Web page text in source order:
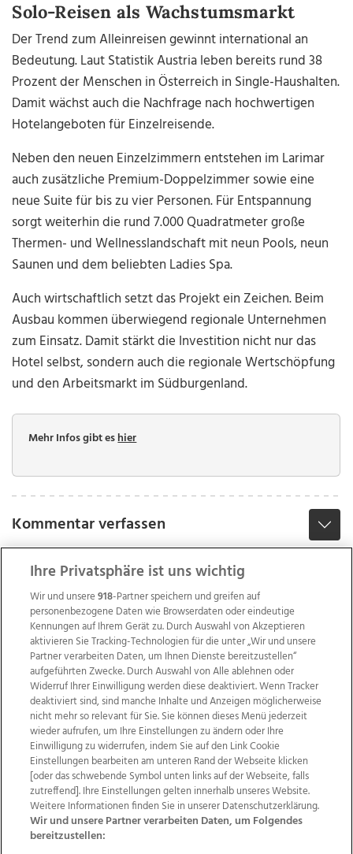
Solo-Reisen als Wachstumsmarkt
Der Trend zum Alleinreisen gewinnt international an
Bedeutung. Laut Statistik Austria leben bereits rund 38
Prozent der Menschen in Österreich in Single-Haushalten.
Damit wächst auch die Nachfrage nach hochwertigen
Hotelangeboten für Einzelreisende.
Neben den neuen Einzelzimmern entstehen im Larimar
auch zusätzliche Premium-Doppelzimmer sowie eine
neue Suite für bis zu vier Personen. Für Entspannung
sorgt weiterhin die rund 7.000 Quadratmeter große
Thermen- und Wellnesslandschaft mit neun Pools, neun
Saunen und dem beliebten Ladies Spa.
Auch wirtschaftlich setzt das Projekt ein Zeichen. Beim
Ausbau kommen überwiegend regionale Unternehmen
zum Einsatz. Damit stärkt die Investition nicht nur das
Hotel selbst, sondern auch die regionale Wertschöpfung
und den Arbeitsmarkt im Südburgenland.
Mehr Infos gibt eshier
Kommentar verfassen
Wir über uns Mediadaten Kontakt
Jobs
Datenschutz
Impressum
AGB Anzeigekunden
AGB Website
Ehrenkodex Politische Werbung
Ihre Privatsphäre ist uns wichtig
Wir und unsere918-Partner speichern und greifen auf
personenbezogene Daten wie Browserdaten oder eindeutige
Kennungen auf Ihrem Gerät zu. Durch Auswahl von Akzeptieren
aktivieren Sie Tracking-Technologien für die unter „Wir und unsere
Partner verarbeiten Daten, um Ihnen Dienste bereitzustellen“
aufgeführten Zwecke. Durch Auswahl von Alle ablehnen oder
Widerruf Ihrer Einwilligung werden diese deaktiviert. Wenn Tracker
deaktiviert sind, sind manche Inhalte und Anzeigen möglicherweise
nicht mehr so relevant für Sie. Sie können dieses Menü jederzeit
wieder aufrufen, um Ihre Einstellungen zu ändern oder Ihre
Einwilligung zu widerrufen, indem Sie auf den Link Cookie
Einstellungen bearbeiten am unteren Rand der Webseite klicken
[oder das schwebende Symbol unten links auf der Webseite, falls
zutreffend]. Ihre Einstellungen gelten innerhalb unseres Website.
Weitere Informationen finden Sie in unserer Datenschutzerklärung.
Wir und unsere Partner verarbeiten Daten, um Folgendes
bereitzustellen: